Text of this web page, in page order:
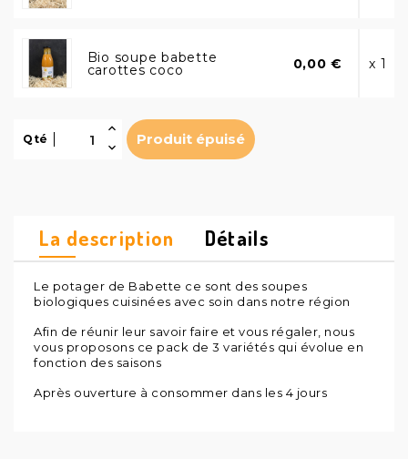
Bio soupe babette
carottes coco 0,00 € x 1
Qté Produit épuisé
La description Détails
Le potager de Babette ce sont des soupes
biologiques cuisinées avec soin dans notre région
Afin de réunir leur savoir faire et vous régaler, nous
vous proposons ce pack de 3 variétés qui évolue en
fonction des saisons
Après ouverture à consommer dans les 4 jours